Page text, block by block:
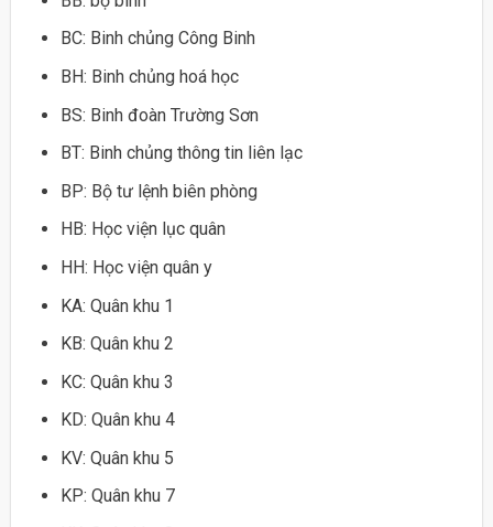
BC: Binh chủng Công Binh
BH: Binh chủng hoá học
BS: Binh đoàn Trường Sơn
BT: Binh chủng thông tin liên lạc
BP: Bộ tư lệnh biên phòng
HB: Học viện lục quân
HH: Học viện quân y
KA: Quân khu 1
KB: Quân khu 2
KC: Quân khu 3
KD: Quân khu 4
KV: Quân khu 5
KP: Quân khu 7